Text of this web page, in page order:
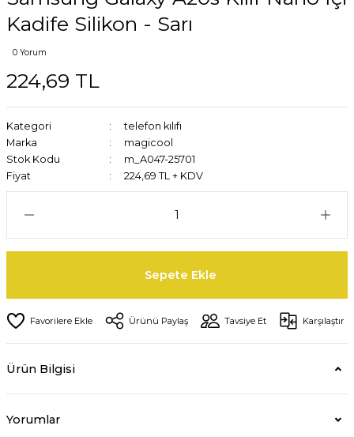
Kadife Silikon - Sarı
0 Yorum
224,69 TL
Kategori
telefon kılıfı
Marka
magicool
Stok Kodu
m_A047-25701
Fiyat
224,69 TL + KDV
Sepete Ekle
Ürünü Paylaş Tavsiye Et Karşılaştır
Ürün Bilgisi
Yorumlar